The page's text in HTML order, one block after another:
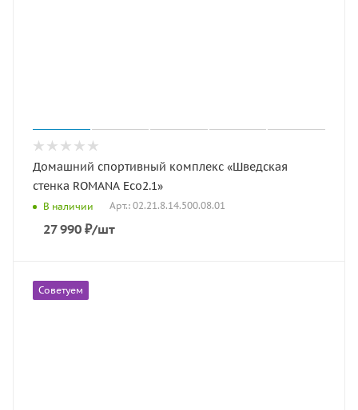
Домашний спортивный комплекс «Шведская
стенка ROMANA Eco2.1»
В наличии Арт.: 02.21.8.14.500.08.01
27 990 ₽/шт
Советуем